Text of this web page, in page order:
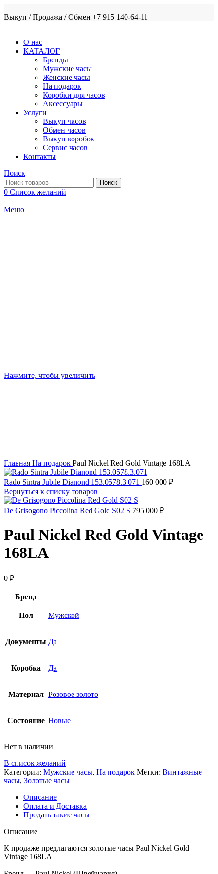
Выкуп / Продажа / Обмен +7 915 140-64-11
О нас
КАТАЛОГ
Бренды
Мужские часы
Женские часы
На подарок
Коробки для часов
Аксессуары
Услуги
Выкуп часов
Обмен часов
Выкуп коробок
Сервис часов
Контакты
Поиск
Поиск
0 Список желаний
Меню
Нажмите, чтобы увеличить
Главная На подарок Paul Nickel Red Gold Vintage 168LA
Rado Sintra Jubile Dianond 153.0578.3.071 160 000 ₽
Вернуться к списку товаров
De Grisogono Piccolina Red Gold S02 S 795 000 ₽
Paul Nickel Red Gold Vintage
168LA
0 ₽
Бренд
Пол Мужской
Документы Да
Коробка Да
Материал Розовое золото
Состояние Новые
Нет в наличии
В список желаний
Категории: Мужские часы, На подарок Метки: Винтажные
часы, Золотые часы
Описание
Оплата и Доставка
Продать такие часы
Описание
К продаже предлагаются золотые часы Paul Nickel Gold
Vintage 168LA